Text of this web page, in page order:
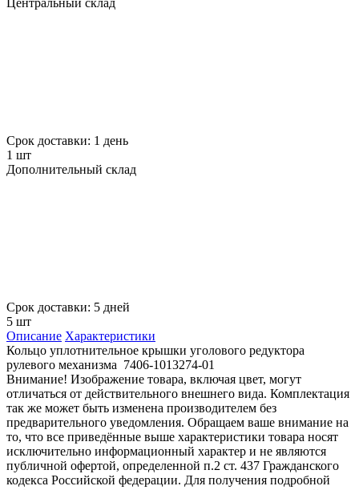
Срок доставки: 1 день
1 шт
Дополнительный склад
Срок доставки: 5 дней
5 шт
Описание Характеристики
Кольцо уплотнительное крышки уголового редуктора
рулевого механизма 7406-1013274-01
Внимание! Изображение товара, включая цвет, могут
отличаться от действительного внешнего вида. Комплектация
так же может быть изменена производителем без
предварительного уведомления. Обращаем ваше внимание на
то, что все приведённые выше характеристики товара носят
исключительно информационный характер и не являются
публичной офертой, определенной п.2 ст. 437 Гражданского
кодекса Российской федерации. Для получения подробной